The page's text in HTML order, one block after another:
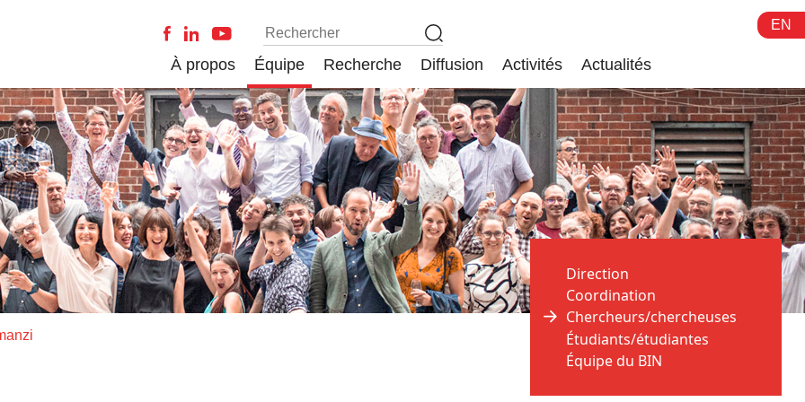
EN
À propos Équipe Recherche Diffusion Activités Actualités
Direction
Coordination
Chercheurs/chercheuses
Étudiants/étudiantes
Équipe du BIN